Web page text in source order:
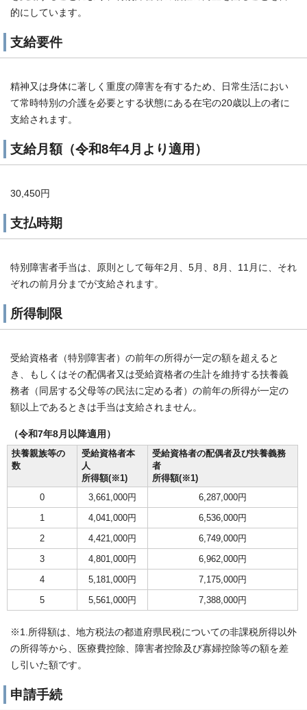
的にしています。
支給要件
精神又は身体に著しく重度の障害を有するため、日常生活におい
て常時特別の介護を必要とする状態にある在宅の20歳以上の者に
支給されます。
支給月額（令和8年4月より適用）
30,450円
支払時期
特別障害者手当は、原則として毎年2月、5月、8月、11月に、それ
ぞれの前月分までが支給されます。
所得制限
受給資格者（特別障害者）の前年の所得が一定の額を超えると
き、もしくはその配偶者又は受給資格者の生計を維持する扶養義
務者（同居する父母等の民法に定める者）の前年の所得が一定の
額以上であるときは手当は支給されません。
（令和7年8月以降適用）
扶養親族等の
数
受給資格者本
人
所得額(※1)
受給資格者の配偶者及び扶養義務
者
所得額(※1)
0
3,661,000円
6,287,000円
1
4,041,000円
6,536,000円
2
4,421,000円
6,749,000円
3
4,801,000円
6,962,000円
4
5,181,000円
7,175,000円
5
5,561,000円 7,388,000円
※1.所得額は、地方税法の都道府県民税についての非課税所得以外
の所得等から、医療費控除、障害者控除及び寡婦控除等の額を差
し引いた額です。
申請手続